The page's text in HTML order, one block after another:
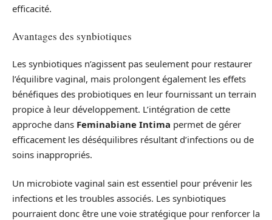
efficacité.
Avantages des synbiotiques
Les synbiotiques n’agissent pas seulement pour restaurer
l’équilibre vaginal, mais prolongent également les effets
bénéfiques des probiotiques en leur fournissant un terrain
propice à leur développement. L’intégration de cette
approche dans Feminabiane Intima permet de gérer
efficacement les déséquilibres résultant d’infections ou de
soins inappropriés.
Un microbiote vaginal sain est essentiel pour prévenir les
infections et les troubles associés. Les synbiotiques
pourraient donc être une voie stratégique pour renforcer la